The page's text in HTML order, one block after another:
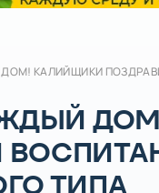
КАЛИЙЩИКИ
ТИПА